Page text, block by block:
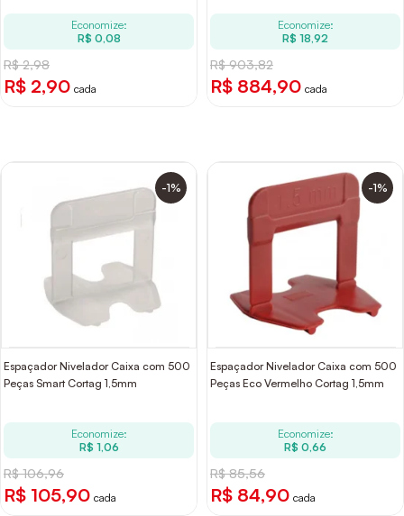
Economize:
R$ 0,08
R$ 2,98
R$ 2,90 cada
Economize:
R$ 18,92
R$ 903,82
R$ 884,90 cada
-1%
Espaçador Nivelador Caixa com 500
Peças Smart Cortag 1,5mm
Economize:
R$ 1,06
R$ 106,96
R$ 105,90 cada
-1%
Espaçador Nivelador Caixa com 500
Peças Eco Vermelho Cortag 1,5mm
Economize:
R$ 0,66
R$ 85,56
R$ 84,90 cada